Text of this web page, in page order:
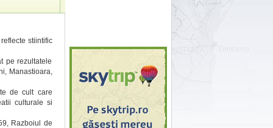
stiintific
pe rezultatele
Manastioara,
de cult care
culturale si
Razboiul de